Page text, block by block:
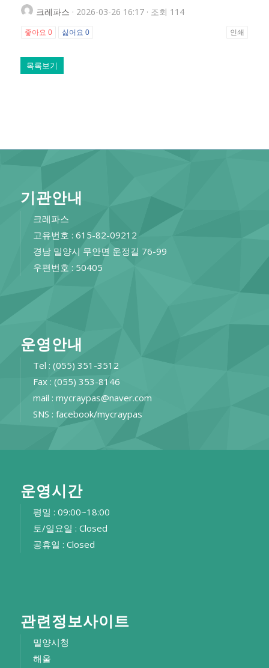
크레파스 · 2026-03-26 16:17 · 조회 114
좋아요 0 싫어요 0 인쇄
목록보기
기관안내
크레파스
고유번호 : 615-82-09212
경남 밀양시 무안면 운정길 76-99
우편번호 : 50405
운영안내
Tel : (055) 351-3512
Fax : (055) 353-8146
mail : mycraypas@naver.com
SNS : facebook/mycraypas
운영시간
평일 : 09:00~18:00
토/일요일 : Closed
공휴일 : Closed
관련정보사이트
밀양시청
해울